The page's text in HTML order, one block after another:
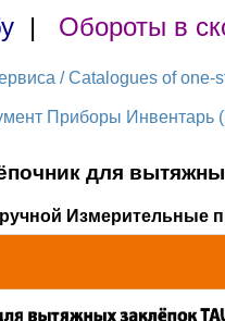
| Обороты в
/ Catalogues of one-
Приборы Инвентарь
для
ручной